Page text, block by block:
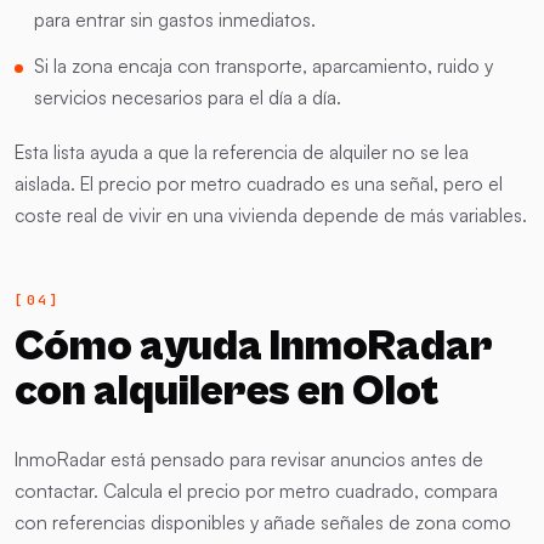
para entrar sin gastos inmediatos.
Si la zona encaja con transporte, aparcamiento, ruido y
servicios necesarios para el día a día.
Esta lista ayuda a que la referencia de alquiler no se lea
aislada. El precio por metro cuadrado es una señal, pero el
coste real de vivir en una vivienda depende de más variables.
Cómo ayuda InmoRadar
con alquileres en Olot
InmoRadar está pensado para revisar anuncios antes de
contactar. Calcula el precio por metro cuadrado, compara
con referencias disponibles y añade señales de zona como